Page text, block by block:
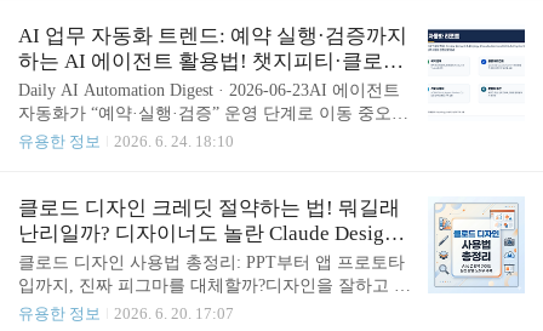
경을 다룰 때 유용합니다.Gemini No..
으로 업무 자동화, 개발 에이전트, 이미지·영상 제작,
SEO 블로그 운영에 바로 적용할 절차를 정리했습니
다. ChatGPT·Claude Code·Gemini·GitHub Copilot 최신
AI 자동화 리포트2026년 7월 최신 AI 자동화 리포트:
ChatGPT, Claude Code, Gemini, Copilot 실무 활용법ch
atgpt-claude-code-gemini-copilot-..
AI 업무 자동화 트렌드: 예약 실행·검증까지
하는 AI 에이전트 활용법! 챗지피티·클로드·
제미나이로 업무 자동화하는 방법
Daily AI Automation Digest · 2026-06-23AI 에이전트
자동화가 “예약·실행·검증” 운영 단계로 이동 중오늘
은 OpenAI의 대용량 붙여넣기 자동 첨부 처리와 Sche
rains 에이전트 업데이트를 중심으로 실무 자동화 적
용법을 정리했습니다. 1) 오늘의 핵심 AI 뉴스와 업
무 영향 5개ChatGPT 대용량 입력과 예약 작업 개선
핵심: OpenAI 릴리스 노트 기준 2026-06-22부터 Free/
Go 사용자의 10k자 초과 붙여넣기가 자동 첨부로 처
리되며, 2026-06-17 Scheduled Tasks..
유용한 정보 2026. 6. 24. 18:10
클로드 디자인 크레딧 절약하는 법! 뭐길래
난리일까? 디자이너도 놀란 Claude Design
시스템 실전 활용법
클로드 디자인 사용법 총정리: PPT부터 앱 프로토타
입까지, 진짜 피그마를 대체할까?디자인을 잘하고 싶
은데 피그마는 어렵고, PPT를 예쁘게 만들고 싶은데
유용한 정보 2026. 6. 20. 17:07